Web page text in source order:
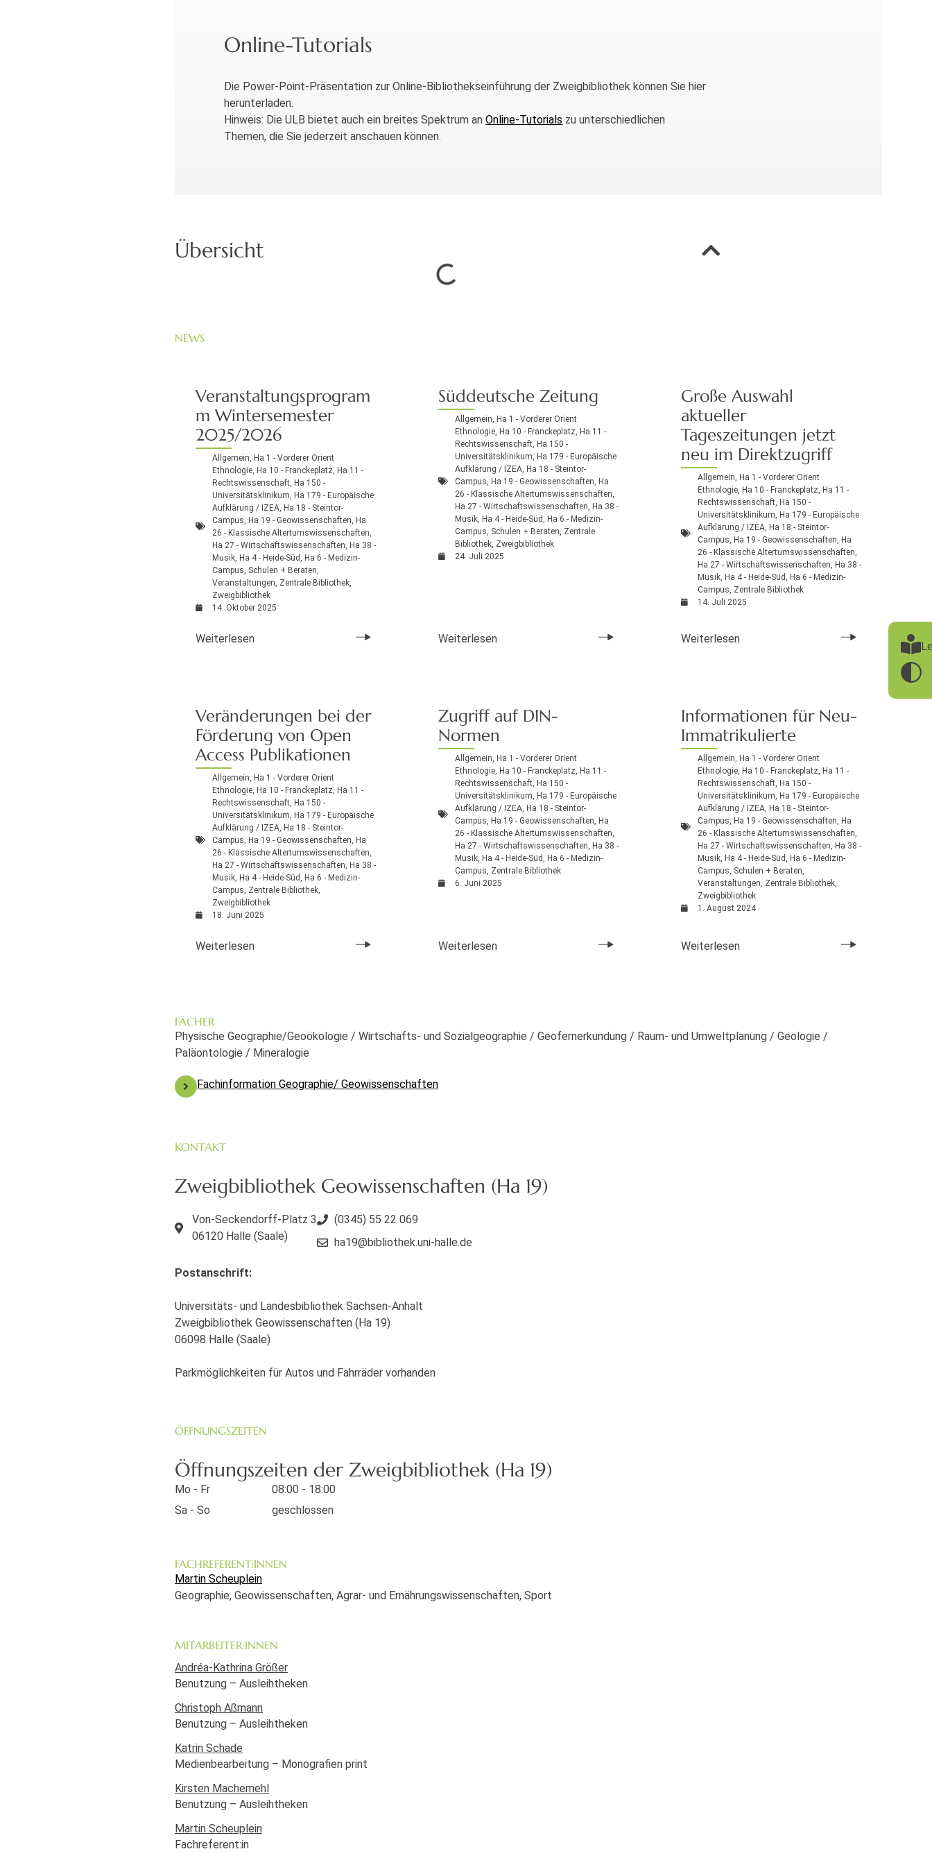
Online-Tutorials
Die Power-Point-Präsentation zur Online-Bibliothekseinführung der Zweigbibliothek können Sie hier
herunterladen.
Hinweis: Die ULB bietet auch ein breites Spektrum anOnline-Tutorials zu unterschiedlichen
Themen, die Sie jederzeit anschauen können.
Übersicht
NEWS
Veranstaltungsprogram
m Wintersemester
2025/2026
Allgemein, Ha 1 - Vorderer Orient
Ethnologie, Ha 10 - Franckeplatz, Ha 11 -
Rechtswissenschaft, Ha 150 -
Universitätsklinikum, Ha 179 - Europäische
Aufklärung / IZEA, Ha 18 - Steintor-
Campus, Ha 19 - Geowissenschaften, Ha
26 - Klassische Altertumswissenschaften,
Ha 27 - Wirtschaftswissenschaften, Ha 38 -
Musik, Ha 4 - Heide-Süd, Ha 6 - Medizin-
Campus, Schulen + Beraten,
Veranstaltungen, Zentrale Bibliothek,
Zweigbibliothek
14. Oktober 2025
Weiterlesen
Süddeutsche Zeitung
Allgemein, Ha 1 - Vorderer Orient
Ethnologie, Ha 10 - Franckeplatz, Ha 11 -
Rechtswissenschaft, Ha 150 -
Universitätsklinikum, Ha 179 - Europäische
Aufklärung / IZEA, Ha 18 - Steintor-
Campus, Ha 19 - Geowissenschaften, Ha
26 - Klassische Altertumswissenschaften,
Ha 27 - Wirtschaftswissenschaften, Ha 38 -
Musik, Ha 4 - Heide-Süd, Ha 6 - Medizin-
Campus, Schulen + Beraten, Zentrale
Bibliothek, Zweigbibliothek
24. Juli 2025
Weiterlesen
Große Auswahl
aktueller
Tageszeitungen jetzt
neu im Direktzugriff
Allgemein, Ha 1 - Vorderer Orient
Ethnologie, Ha 10 - Franckeplatz, Ha 11 -
Rechtswissenschaft, Ha 150 -
Universitätsklinikum, Ha 179 - Europäische
Aufklärung / IZEA, Ha 18 - Steintor-
Campus, Ha 19 - Geowissenschaften, Ha
26 - Klassische Altertumswissenschaften,
Ha 27 - Wirtschaftswissenschaften, Ha 38 -
Musik, Ha 4 - Heide-Süd, Ha 6 - Medizin-
Campus, Zentrale Bibliothek
14. Juli 2025
Weiterlesen
Veränderungen bei der
Förderung von Open
Access Publikationen
Allgemein, Ha 1 - Vorderer Orient
Ethnologie, Ha 10 - Franckeplatz, Ha 11 -
Rechtswissenschaft, Ha 150 -
Universitätsklinikum, Ha 179 - Europäische
Aufklärung / IZEA, Ha 18 - Steintor-
Campus, Ha 19 - Geowissenschaften, Ha
26 - Klassische Altertumswissenschaften,
Ha 27 - Wirtschaftswissenschaften, Ha 38 -
Musik, Ha 4 - Heide-Süd, Ha 6 - Medizin-
Campus, Zentrale Bibliothek,
Zweigbibliothek
18. Juni 2025
Weiterlesen
Zugriff auf DIN-
Normen
Allgemein, Ha 1 - Vorderer Orient
Ethnologie, Ha 10 - Franckeplatz, Ha 11 -
Rechtswissenschaft, Ha 150 -
Universitätsklinikum, Ha 179 - Europäische
Aufklärung / IZEA, Ha 18 - Steintor-
Campus, Ha 19 - Geowissenschaften, Ha
26 - Klassische Altertumswissenschaften,
Ha 27 - Wirtschaftswissenschaften, Ha 38 -
Musik, Ha 4 - Heide-Süd, Ha 6 - Medizin-
Campus, Zentrale Bibliothek
6. Juni 2025
Weiterlesen
Informationen für Neu-
Immatrikulierte
Allgemein, Ha 1 - Vorderer Orient
Ethnologie, Ha 10 - Franckeplatz, Ha 11 -
Rechtswissenschaft, Ha 150 -
Universitätsklinikum, Ha 179 - Europäische
Aufklärung / IZEA, Ha 18 - Steintor-
Campus, Ha 19 - Geowissenschaften, Ha
26 - Klassische Altertumswissenschaften,
Ha 27 - Wirtschaftswissenschaften, Ha 38 -
Musik, Ha 4 - Heide-Süd, Ha 6 - Medizin-
Campus, Schulen + Beraten,
Veranstaltungen, Zentrale Bibliothek,
Zweigbibliothek
1. August 2024
Weiterlesen
FÄCHER
Physische Geographie/Geoökologie / Wirtschafts- und Sozialgeographie / Geofernerkundung / Raum- und Umweltplanung / Geologie /
Paläontologie / Mineralogie
Fachinformation Geographie/ Geowissenschaften
KONTAKT
Zweigbibliothek Geowissenschaften (Ha 19)
Von-Seckendorff-Platz 3
06120 Halle (Saale)
(0345) 55 22 069
ha19@bibliothek.uni-halle.de
Postanschrift:
Universitäts- und Landesbibliothek Sachsen-Anhalt
Zweigbibliothek Geowissenschaften (Ha 19)
06098 Halle (Saale)
Parkmöglichkeiten für Autos und Fahrräder vorhanden
ÖFFNUNGSZEITEN
Öffnungszeiten der Zweigbibliothek (Ha 19)
Mo - Fr
08:00 - 18:00
Sa - So
geschlossen
FACHREFERENT:INNEN
Martin Scheuplein
Geographie, Geowissenschaften, Agrar- und Ernährungswissenschaften, Sport
MITARBEITER:INNEN
Andréa-Kathrina Größer
Benutzung – Ausleihtheken
Christoph Aßmann
Benutzung – Ausleihtheken
Katrin Schade
Medienbearbeitung – Monografien print
Kirsten Machemehl
Benutzung – Ausleihtheken
Martin Scheuplein
Fachreferent:in